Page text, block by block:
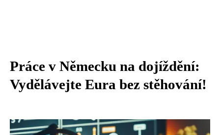
Práce v Německu na dojíždění:
Vydělávejte Eura bez stěhování!